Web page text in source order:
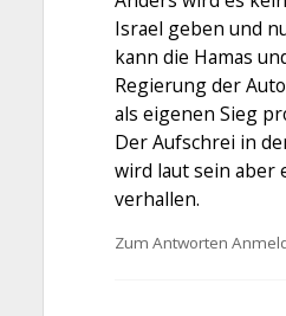
Israel geben und
kann die Hamas
Regierung der
als eigenen Sieg
Der Aufschrei in
wird laut sein aber
verhallen.
Zum Antworten